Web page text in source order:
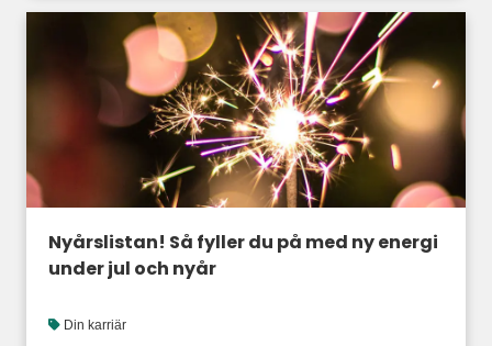
Nyårslistan! Så fyller du på med ny energi
under jul och nyår
Din karriär